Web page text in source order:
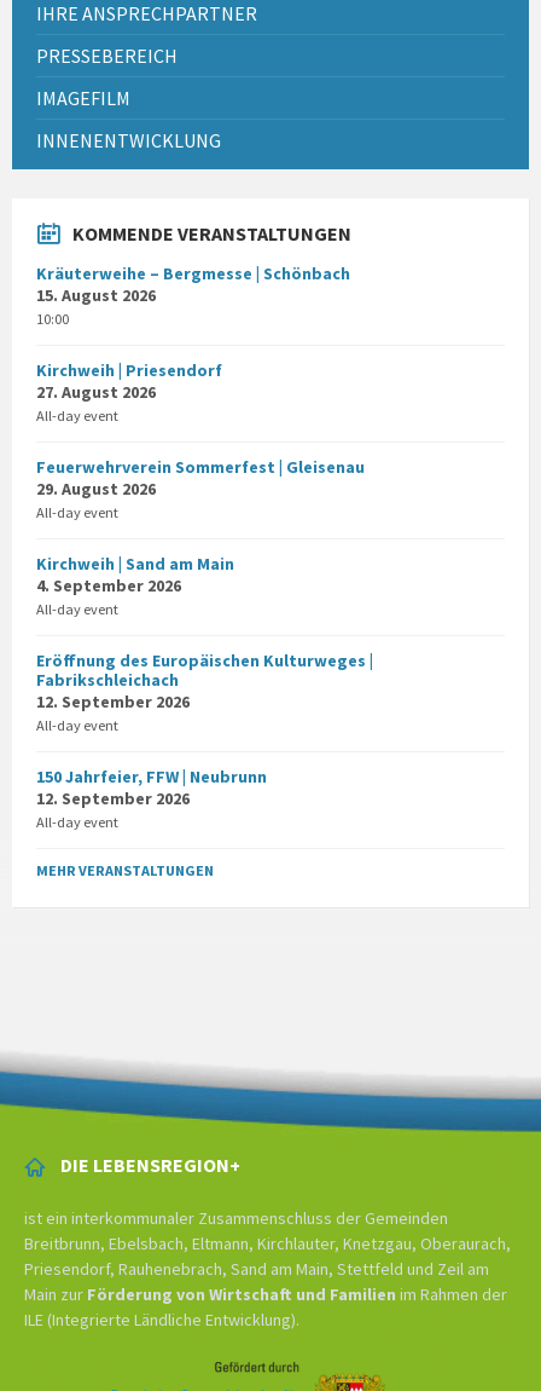
IHRE ANSPRECHPARTNER
PRESSEBEREICH
IMAGEFILM
INNENENTWICKLUNG
KOMMENDE VERANSTALTUNGEN
Kräuterweihe – Bergmesse | Schönbach
15. August 2026
10:00
Kirchweih | Priesendorf
27. August 2026
All-day event
Feuerwehrverein Sommerfest | Gleisenau
29. August 2026
All-day event
Kirchweih | Sand am Main
4. September 2026
All-day event
Eröffnung des Europäischen Kulturweges |
Fabrikschleichach
12. September 2026
All-day event
150 Jahrfeier, FFW | Neubrunn
12. September 2026
All-day event
MEHR VERANSTALTUNGEN
DIE LEBENSREGION+
ist ein interkommunaler Zusammenschluss der Gemeinden
Breitbrunn, Ebelsbach, Eltmann, Kirchlauter, Knetzgau, Oberaurach,
Priesendorf, Rauhenebrach, Sand am Main, Stettfeld und Zeil am
Main zur Förderung von Wirtschaft und Familien im Rahmen der
ILE (Integrierte Ländliche Entwicklung).